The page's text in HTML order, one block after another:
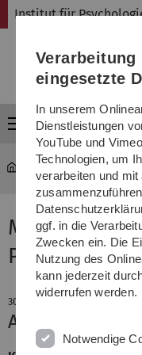
Institut für
Menü
Meldung
Psychologie
30. September 2022
AutoUI
Verarbeitung
eingesetzte
In unserem
Dienstleistungen
YouTube und
Technologien, um
verarbeiten und mit
ggf. in die
Zwecken ein. Die
Nutzung des
kann jederzeit
widerrufen werden.
Notwendige